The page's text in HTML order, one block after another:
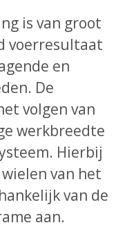
is van groot
voerresultaat
en
De
volgen van
werkbreedte
Hierbij
van het
van de
aan.